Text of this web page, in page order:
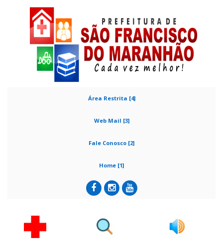
Área Restrita [4]
Web Mail [3]
Fale Conosco [2]
Home [1]